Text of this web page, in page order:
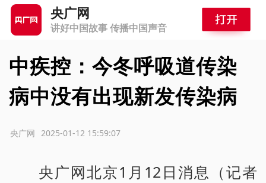
央广网
讲好中国故事 传播中国声音
中疾控：今冬呼吸道传染
病中没有出现新发传染病
2025-01-12 15:59:07
央广网
央广网北京1月12日消息（记者